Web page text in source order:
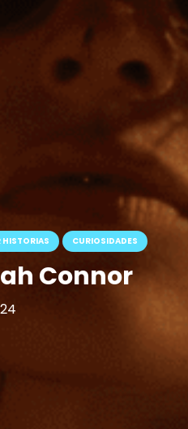
HISTORIAS CURIOSIDADES
Connor